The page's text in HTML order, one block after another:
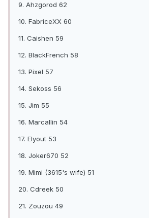
9. Ahzgorod 62
10. FabriceXX 60
11. Caishen 59
12. BlackFrench 58
13. Pixel 57
14. Sekoss 56
15. Jim 55
16. Marcallin 54
17. Elyout 53
18. Joker670 52
19. Mimi (3615's wife) 51
20. Cdreek 50
21. Zouzou 49